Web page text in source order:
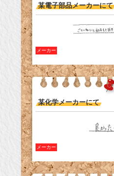
某電子部品メーカーにて
メーカー
某化学メーカーにて
メーカー